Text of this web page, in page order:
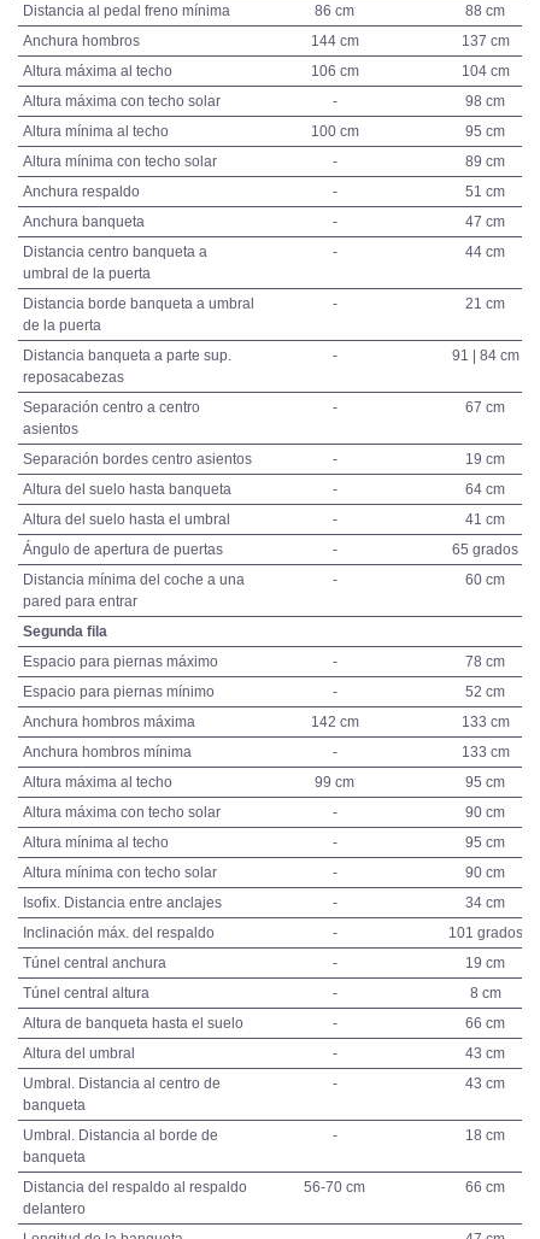
Distancia al pedal freno mínima
86 cm
88 cm
Anchura hombros
144 cm
137 cm
Altura máxima al techo
106 cm
104 cm
Altura máxima con techo solar
-
98 cm
Altura mínima al techo
100 cm
95 cm
Altura mínima con techo solar
-
89 cm
Anchura respaldo
-
51 cm
Anchura banqueta
-
47 cm
Distancia centro banqueta a
umbral de la puerta
- 44 cm
Distancia borde banqueta a umbral
de la puerta
- 21 cm
Distancia banqueta a parte sup.
reposacabezas
- 91 | 84 cm
Separación centro a centro
asientos
- 67 cm
Separación bordes centro asientos -
19 cm
Altura del suelo hasta banqueta
-
64 cm
Altura del suelo hasta el umbral
-
41 cm
Ángulo de apertura de puertas
-
65 grados
Distancia mínima del coche a una
pared para entrar
- 60 cm
Segunda fila
Espacio para piernas máximo
-
78 cm
Espacio para piernas mínimo
-
52 cm
Anchura hombros máxima
142 cm
133 cm
Anchura hombros mínima
-
133 cm
Altura máxima al techo
99 cm
95 cm
Altura máxima con techo solar
-
90 cm
Altura mínima al techo
-
95 cm
Altura mínima con techo solar
-
90 cm
Isofix. Distancia entre anclajes
-
34 cm
Inclinación máx. del respaldo
-
101 grados
Túnel central anchura
-
19 cm
Túnel central altura
-
8 cm
Altura de banqueta hasta el suelo
-
66 cm
Altura del umbral
-
43 cm
Umbral. Distancia al centro de
banqueta
- 43 cm
Umbral. Distancia al borde de
banqueta
- 18 cm
Distancia del respaldo al respaldo
delantero
56-70 cm 66 cm